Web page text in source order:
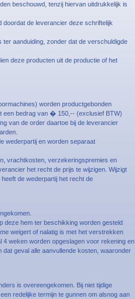
beschouwd, tenzij hiervan uitdrukkelijk is
de leverancier deze schriftelijk
ter aanduiding, zonder dat de verschuldigde
deze producten uit de productie of het
worden productgebonden
een bedrag van � 150,-- (exclusief BTW)
van de order daartoe bij de leverancier
wederpartij en worden separaat
vrachtkosten, verzekeringspremies en
het recht de prijs te wijzigen. Wijzigt
de wederpartij het recht de
deze hem ter beschikking worden gesteld
weigert of nalatig is met het verstrekken
weken worden opgeslagen voor rekening en
geval alle aanvullende kosten, waaronder
is overeengekomen. Bij niet tijdige
redelijke termijn te gunnen om alsnog aan